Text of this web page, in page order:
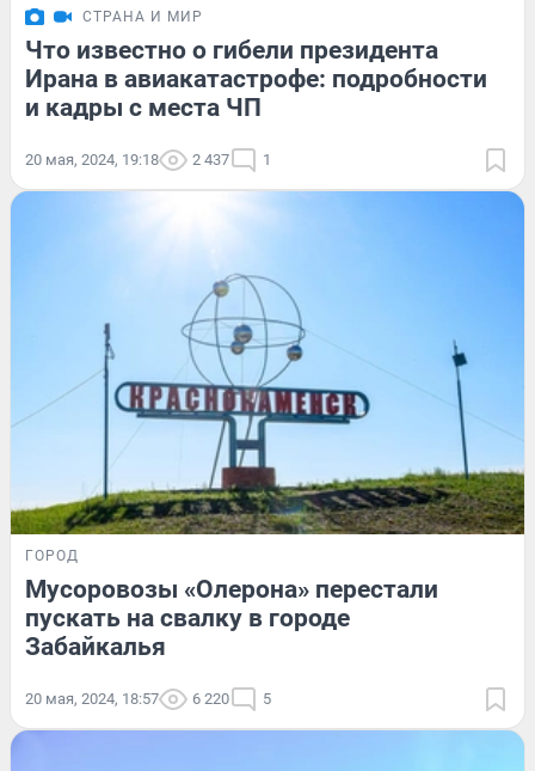
СТРАНА И МИР
Что известно о гибели президента
Ирана в авиакатастрофе: подробности
и кадры с места ЧП
20 мая, 2024, 19:18 2 437 1
ГОРОД
Мусоровозы «Олерона» перестали
пускать на свалку в городе
Забайкалья
20 мая, 2024, 18:57 6 220 5